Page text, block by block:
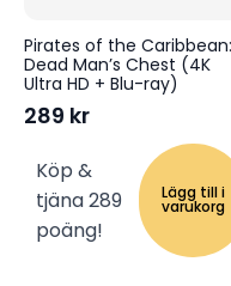
Pirates of the Caribbean:
Dead Man’s Chest (4K
Ultra HD + Blu-ray)
289 kr
Köp &
tjäna 289
poäng!
Lägg till i
varukorg